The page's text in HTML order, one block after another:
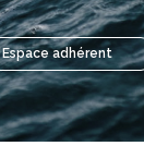
Espace adhérent